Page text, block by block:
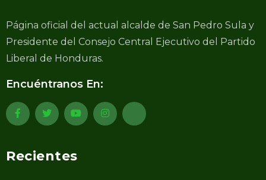
Página oficial del actual alcalde de San Pedro Sula y
Presidente del Consejo Central Ejecutivo del Partido
Liberal de Honduras.
Encuéntranos En:
Recientes